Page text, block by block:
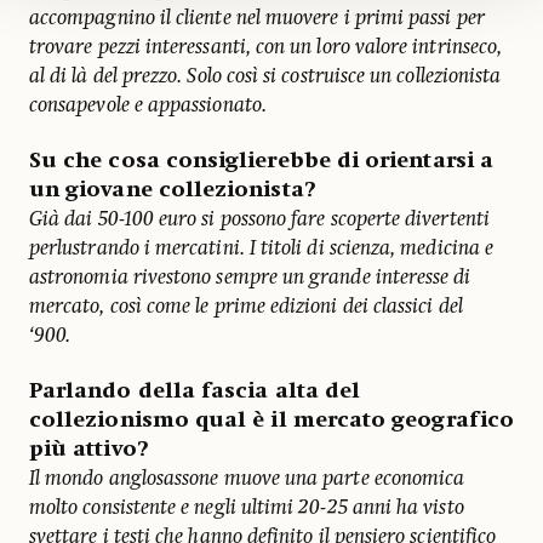
accompagnino il cliente nel muovere i primi passi per
trovare pezzi interessanti, con un loro valore intrinseco,
al di là del prezzo. Solo così si costruisce un collezionista
consapevole e appassionato.
Su che cosa consiglierebbe di orientarsi a
un giovane collezionista?
Già dai 50-100 euro si possono fare scoperte divertenti
perlustrando i mercatini. I titoli di scienza, medicina e
astronomia rivestono sempre un grande interesse di
mercato, così come le prime edizioni dei classici del
‘900.
Parlando della fascia alta del
collezionismo qual è il mercato geografico
più attivo?
Il mondo anglosassone muove una parte economica
molto consistente e negli ultimi 20-25 anni ha visto
svettare i testi che hanno definito il pensiero scientifico